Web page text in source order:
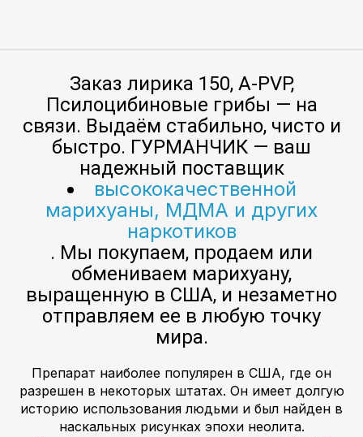
Заказ лирика 150, A-PVP,
Псилоцибиновые грибы — на
связи. Выдаём стабильно, чисто и
быстро. ГУРМАНЧИК — ваш
надежный поставщик
высококачественной
марихуаны, МДМА и других
наркотиков
. Мы покупаем, продаем или
обмениваем марихуану,
выращенную в США, и незаметно
отправляем ее в любую точку
мира.
Препарат наиболее популярен в США, где он
разрешен в некоторых штатах. Он имеет долгую
историю использования людьми и был найден в
наскальных рисунках эпохи неолита.